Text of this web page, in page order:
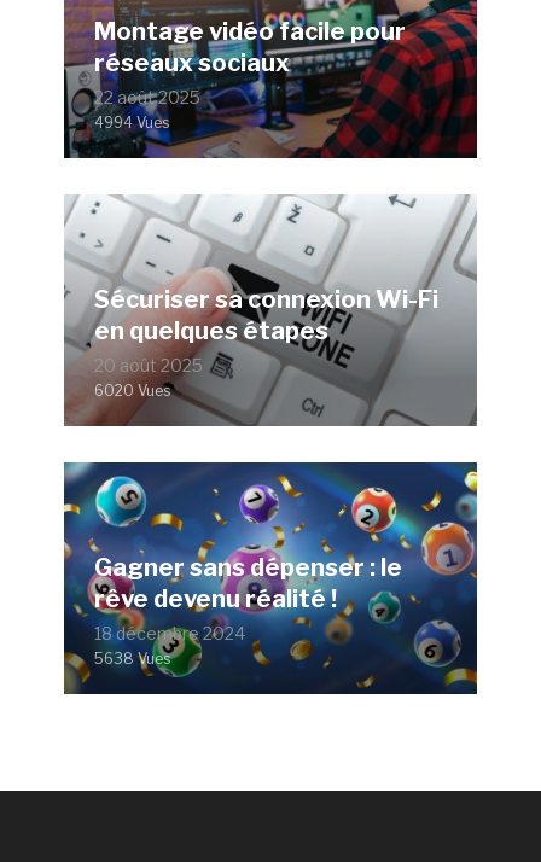
Montage vidéo facile pour
réseaux sociaux
22 août 2025
4994 Vues
Sécuriser sa connexion Wi-Fi
en quelques étapes
20 août 2025
6020 Vues
Gagner sans dépenser : le
rêve devenu réalité !
18 décembre 2024
5638 Vues